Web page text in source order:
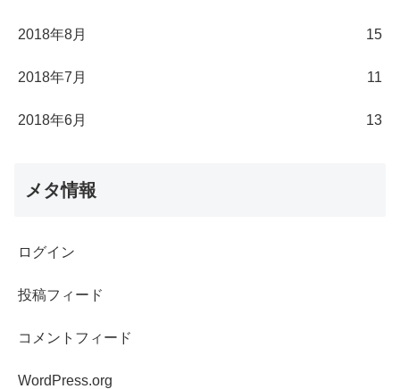
2018年8月 15
2018年7月 11
2018年6月 13
メタ情報
ログイン
投稿フィード
コメントフィード
WordPress.org